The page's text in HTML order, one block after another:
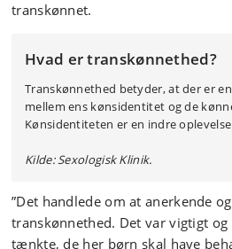
transkønnet.
Hvad er transkønnethed?
Transkønnethed betyder, at der er
mellem ens kønsidentitet og de
Kønsidentiteten er en indre
Kilde: Sexologisk Klinik.
”Det handlede om at anerkende
transkønnethed. Det var vigtigt og
tænkte, de her børn skal have